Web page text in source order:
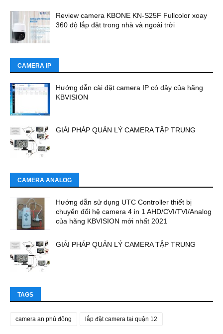
Review camera KBONE KN-S25F Fullcolor xoay
360 độ lắp đặt trong nhà và ngoài trời
CAMERA IP
Hướng dẫn cài đặt camera IP có dây của hãng
KBVISION
GIẢI PHÁP QUẢN LÝ CAMERA TẬP TRUNG
CAMERA ANALOG
Hướng dẫn sử dụng UTC Controller thiết bị
chuyển đổi hệ camera 4 in 1 AHD/CVI/TVI/Analog
của hãng KBVISION mới nhất 2021
GIẢI PHÁP QUẢN LÝ CAMERA TẬP TRUNG
TAGS
camera an phú đông lắp đặt camera tại quận 12